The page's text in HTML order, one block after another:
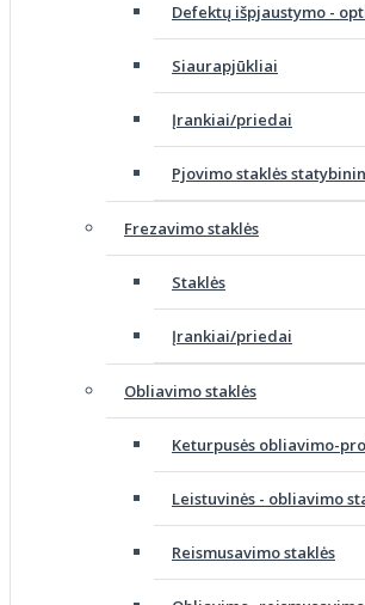
Defektų išpjaustymo -
Siaurapjūkliai
Įrankiai/priedai
Pjovimo staklės
Frezavimo staklės
Staklės
Įrankiai/priedai
Obliavimo staklės
Keturpusės obliavimo-
Leistuvinės - obliavimo
Reismusavimo staklės